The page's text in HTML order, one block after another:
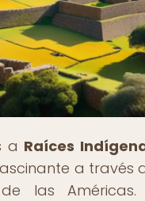
a Raíces
a través
las